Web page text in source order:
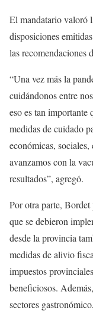
El mandatario valoró
disposiciones
las recomendaciones
“Una vez más la
cuidándonos entre
eso es tan importante
medidas de cuidado
económicas,
avanzamos con la
resultados”, agregó.
Por otra parte, Bordet
que se debieron
desde la provincia
medidas de alivio
impuestos
beneficiosos.
sectores